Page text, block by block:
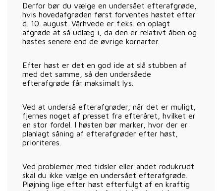
Derfor bør du vælge en undersået efterafgrøde,
hvis hovedafgrøden først forventes høstet efter
d. 10. august. Vårhvede er f.eks. en oplagt
afgrøde at så udlæg i, da den er relativt åben og
høstes senere end de øvrige kornarter.
Efter høst er det en god ide at slå stubben af
med det samme, så den undersåede
efterafgrøde får maksimalt lys.
Ved at underså efterafgrøder, når det er muligt,
fjernes noget af presset fra efteråret, hvilket er
en stor fordel. I høsten bør marker, hvor der er
planlagt såning af efterafgrøder efter høst,
prioriteres.
Ved problemer med tidsler eller andet rodukrudt
skal du ikke vælge en undersået efterafgrøde.
Pløjning lige efter høst efterfulgt af en kraftig